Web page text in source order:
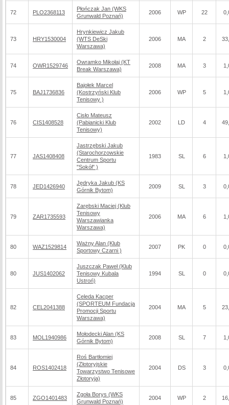
72 PLO2368113
Płończak Jan (WKS
Grunwald Poznań)
2006 WP 22
73 HRY1530004
Hrynkiewicz Jakub
(WTS DeSki
Warszawa)
2006 MA 2
74 OWR1529746
Owramko Mikołaj (KT
Break Warszawa)
2008 MA 3
75 BAJ1736836
Bajołek Marcel
(Kostrzyński Klub
Tenisowy )
2006 WP 5
76 CIS1408528
Cisło Mateusz
(Pabianicki Klub
Tenisowy)
2002 LD 4
77 JAS1408408
Jastrzębski Jakub
(Starochorzowskie
Centrum Sportu
"Sokół" )
1983 SL 6
78 JED1426940
Jędryka Jakub (KS
Górnik Bytom)
2009 SL 3
79 ZAR1735593
Zarębski Maciej (Klub
Tenisowy
Warszawianka
Warszawa)
2006 MA 6
80 WAZ1529814
Ważny Alan (Klub
Sportowy Czarni )
2007 PK 0
80 JUS1402062
Juszczak Paweł (Klub
Tenisowy Kubala
Ustroń)
1994 SL 0
82 CEL2041388
Celeda Kacper
(SPORTEUM Fundacja
Promocji Sportu
Warszawa)
2004 MA 5
83 MOL1940986
Mołodecki Alan (KS
Górnik Bytom)
2008 SL 7
84 ROS1402418
Roś Bartłomiej
(Złotoryjskie
Towarzystwo Tenisowe
Złotoryja)
2004 DS 3
85 ZGO1401483
Zgoła Borys (WKS
Grunwald Poznań)
2004 WP 2